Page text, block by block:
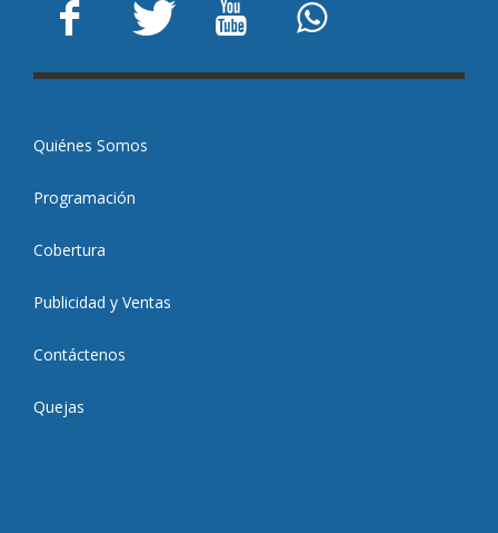
Quiénes Somos
Programación
Cobertura
Publicidad y Ventas
Contáctenos
Quejas